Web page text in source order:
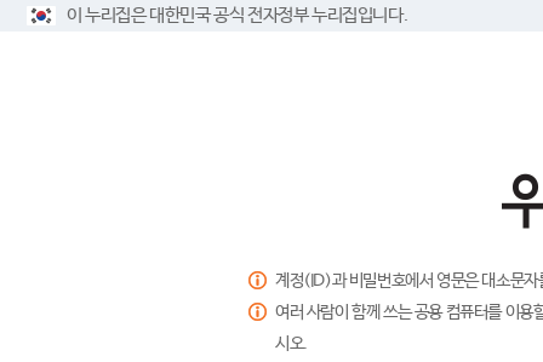
이 누리집은 대한민국 공식 전자정부 누리집입니다.
계정(ID)과 비밀번호에서 영문은 대소문
여러 사람이 함께 쓰는 공용 컴퓨터를 이
시오.